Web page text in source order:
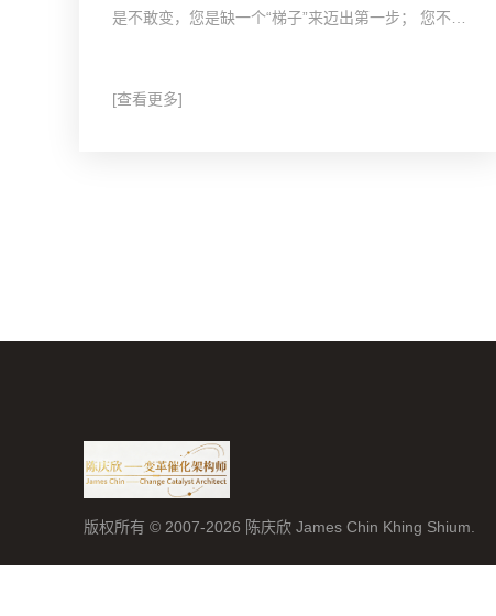
是不敢变，您是缺一个“梯子”来迈出第一步； 您不是
[查看更多]
版权所有 © 2007-2026 陈庆欣 James Chin Khing Shium.